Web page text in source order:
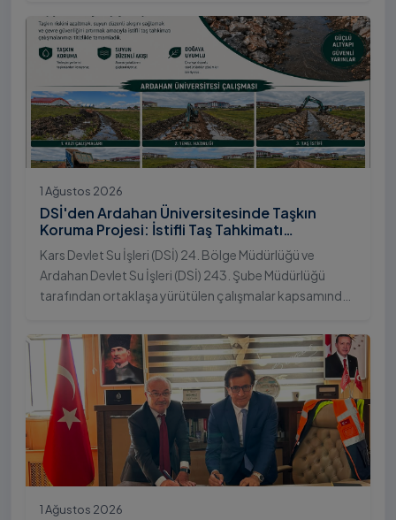
Emiroğlu Hanımefendi eşlik etti.
1 Ağustos 2026
DSİ'den Ardahan Üniversitesinde Taşkın
Koruma Projesi: İstifli Taş Tahkimatı
Çalışmaları Tamamlandı
Kars Devlet Su İşleri (DSİ) 24. Bölge Müdürlüğü ve
Ardahan Devlet Su İşleri (DSİ) 243. Şube Müdürlüğü
tarafından ortaklaşa yürütülen çalışmalar kapsamında,
"İstifli Taş Tahkimatı" projesi titizlikle tamamlandı.
1 Ağustos 2026